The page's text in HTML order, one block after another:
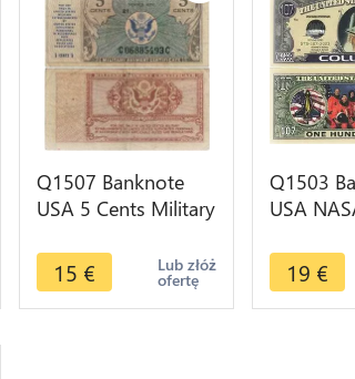
Q1507 Banknote
USA 5 Cents Military
Make offer
15 € Lub złóż
ofertę
Q1503
USA
Shuttle
> Make
19 €